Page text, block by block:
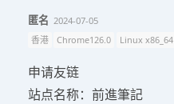
匿名 2024-07-05
香港
Chrome126.0 Linux x86_64
申请友链
站点名称：前進筆記